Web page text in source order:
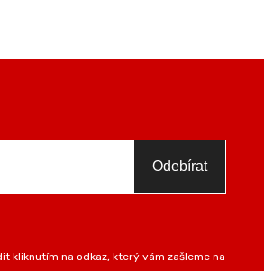
Odebírat
kliknutím na odkaz, který vám zašleme na